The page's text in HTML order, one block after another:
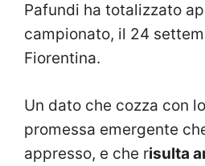
Pafundi ha totalizzato
campionato, il 24
Fiorentina.
Un dato che cozza con
promessa emergente
appresso, e che risulta